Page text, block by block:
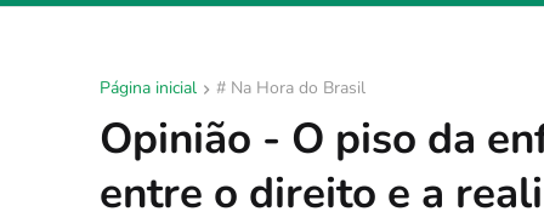
Página inicial # Na Hora do Brasil
Opinião - O piso da
entre o direito e a